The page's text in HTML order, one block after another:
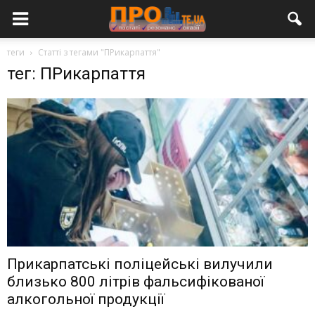
теги Статті з тегами "ПРикарпаття"
тег: ПРикарпаття
Прикарпатські поліцейські вилучили
близько 800 літрів фальсифікованої
алкогольної продукції